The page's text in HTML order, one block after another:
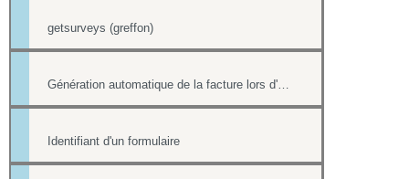
getsurveys (greffon)
Génération automatique de la facture lors d'un paiement par formulaire
Identifiant d'un formulaire